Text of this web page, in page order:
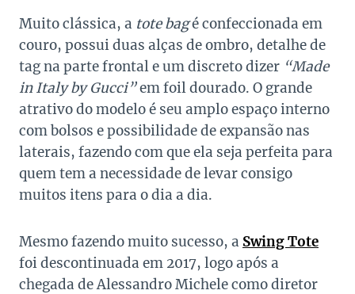
Muito clássica, a tote bagé confeccionada em
couro, possui duas alças de ombro, detalhe de
tag na parte frontal e um discreto dizer “Made
in Italy by Gucci”em foil dourado. O grande
atrativo do modelo é seu amplo espaço interno
com bolsos e possibilidade de expansão nas
laterais, fazendo com que ela seja perfeita para
quem tem a necessidade de levar consigo
muitos itens para o dia a dia.
Mesmo fazendo muito sucesso, a Swing Tote
foi descontinuada em 2017, logo após a
chegada de Alessandro Michele como diretor